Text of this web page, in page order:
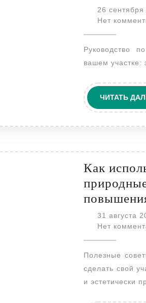
по
и
26 сентября
Нет
Руководство по созданию гармонии на
вашем участке:
ЧИТАТЬ
Как
31 августа
Нет
Полезные советы для тех, кто стремится
сделать свой
и эстетически